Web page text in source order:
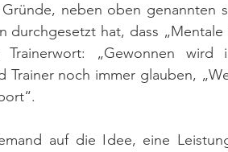
neben oben genannten
durchgesetzt hat, dass
Trainerwort: „Gewonnen
Trainer noch immer glauben,
auf die Idee, eine